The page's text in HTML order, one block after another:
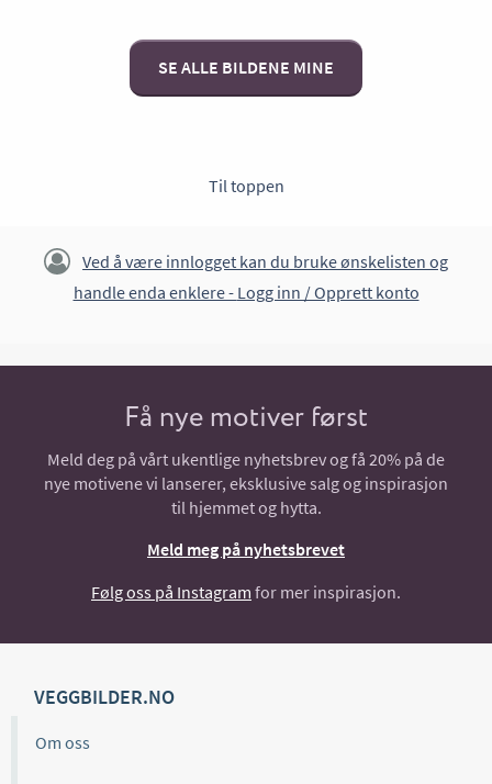
SE ALLE BILDENE MINE
Til toppen
Ved å være innlogget kan du bruke ønskelisten og
handle enda enklere - Logg inn / Opprett konto
Få nye motiver først
Meld deg på vårt ukentlige nyhetsbrev og få 20% på de
nye motivene vi lanserer, eksklusive salg og inspirasjon
til hjemmet og hytta.
Meld meg på nyhetsbrevet
Følg oss på Instagram for mer inspirasjon.
VEGGBILDER.NO
Om oss